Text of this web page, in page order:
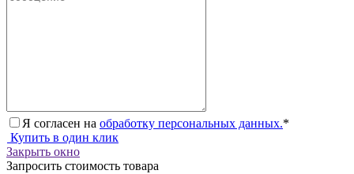
Я согласен на обработку персональных данных.*
Купить в один клик
Закрыть окно
Запросить стоимость товара